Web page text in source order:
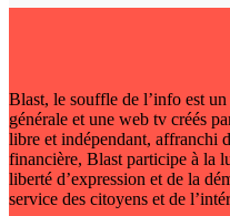
Blast, le souffle de l’info est
générale et une web tv créés
libre et indépendant, affranchi
financière, Blast participe à la
liberté d’expression et de la
service des citoyens et de